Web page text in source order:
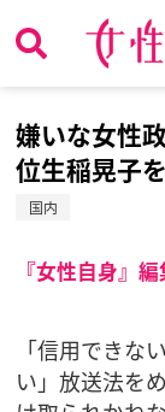
嫌いな女性
位生稲晃子
国内
『女性自身』
「信用できな
い」放送法を